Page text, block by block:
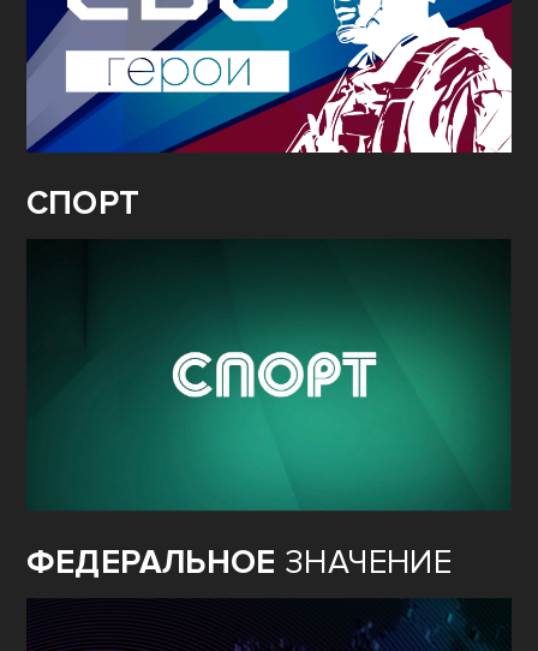
СПОРТ
ФЕДЕРАЛЬНОЕ ЗНАЧЕНИЕ